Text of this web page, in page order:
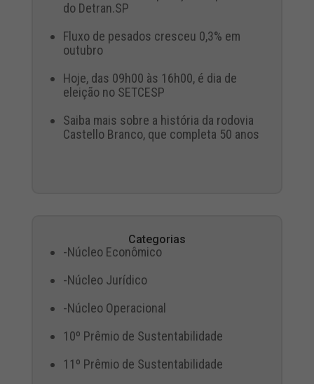
do Detran.SP
Fluxo de pesados cresceu 0,3% em
outubro
Hoje, das 09h00 às 16h00, é dia de
eleição no SETCESP
Saiba mais sobre a história da rodovia
Castello Branco, que completa 50 anos
Categorias
-Núcleo Econômico
-Núcleo Jurídico
-Núcleo Operacional
10º Prêmio de Sustentabilidade
11º Prêmio de Sustentabilidade